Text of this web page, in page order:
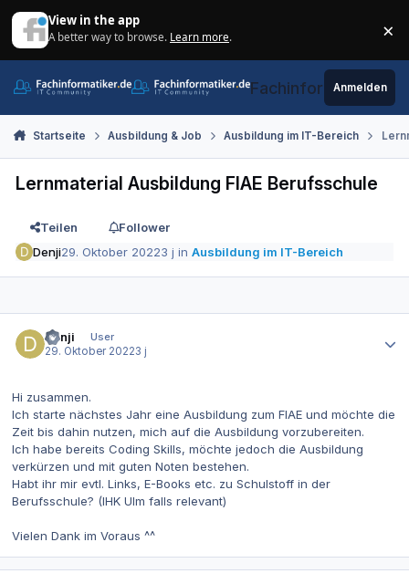
View in the app
A better way to browse. Learn more. ×
Fachinformatiker.de
Anmelden
Startseite Ausbildung & Job Ausbildung im IT-Bereich
Lernmaterial Ausbildung FIAE Berufsschule
Teilen
Follower
Denji29. Oktober 20223 j inAusbildung im IT-Bereich
Denji
User
29. Oktober 20223 j
Hi zusammen.
Ich starte nächstes Jahr eine Ausbildung zum FIAE und möchte die
Zeit bis dahin nutzen, mich auf die Ausbildung vorzubereiten.
Ich habe bereits Coding Skills, möchte jedoch die Ausbildung
verkürzen und mit guten Noten bestehen.
Habt ihr mir evtl. Links, E-Books etc. zu Schulstoff in der
Berufsschule? (IHK Ulm falls relevant)
Vielen Dank im Voraus ^^